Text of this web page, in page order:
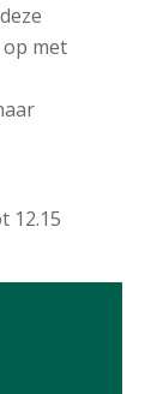
met
12.15